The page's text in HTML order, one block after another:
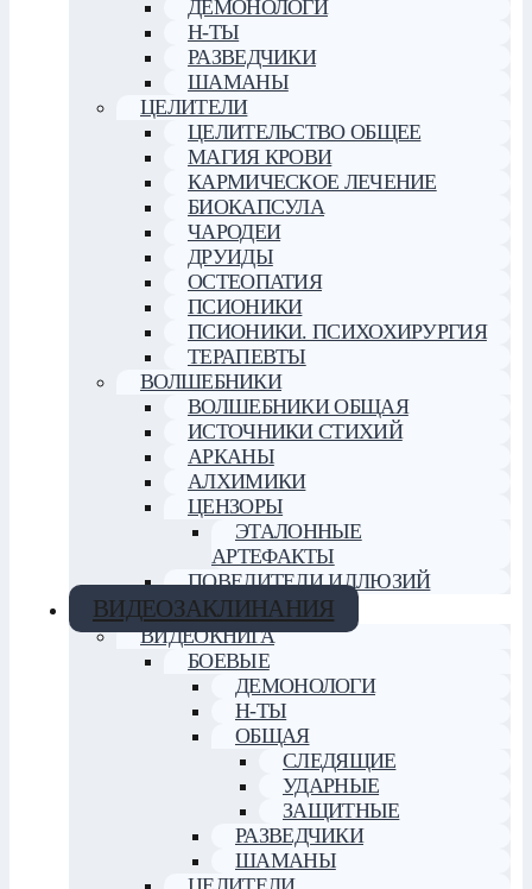
ДЕМОНОЛОГИ
Н-ТЫ
РАЗВЕДЧИКИ
ШАМАНЫ
ЦЕЛИТЕЛИ
ЦЕЛИТЕЛЬСТВО ОБЩЕЕ
МАГИЯ КРОВИ
КАРМИЧЕСКОЕ ЛЕЧЕНИЕ
БИОКАПСУЛА
ЧАРОДЕИ
ДРУИДЫ
ОСТЕОПАТИЯ
ПСИОНИКИ
ПСИОНИКИ. ПСИХОХИРУРГИЯ
ТЕРАПЕВТЫ
ВОЛШЕБНИКИ
ВОЛШЕБНИКИ ОБЩАЯ
ИСТОЧНИКИ СТИХИЙ
АРКАНЫ
АЛХИМИКИ
ЦЕНЗОРЫ
ЭТАЛОННЫЕ
АРТЕФАКТЫ
ПОВЕЛИТЕЛИ ИЛЛЮЗИЙ
ВИДЕОЗАКЛИНАНИЯ
ВИДЕОКНИГА
БОЕВЫЕ
ДЕМОНОЛОГИ
Н-ТЫ
ОБЩАЯ
СЛЕДЯЩИЕ
УДАРНЫЕ
ЗАЩИТНЫЕ
РАЗВЕДЧИКИ
ШАМАНЫ